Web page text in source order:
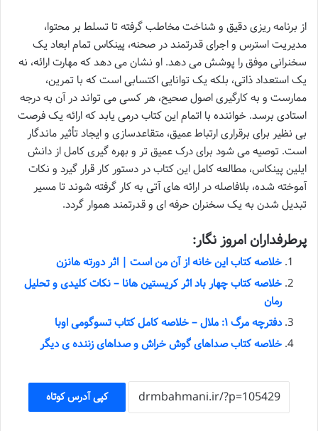
از برنامه ریزی دقیق و شناخت مخاطب گرفته تا تسلط بر محتوا،
مدیریت استرس و اجرای قدرتمند در صحنه، پینکاس تمام ابعاد یک
سخنرانی موفق را پوشش می دهد. او نشان می دهد که مهارت ارائه، نه
یک استعداد ذاتی، بلکه یک توانایی اکتسابی است که با تمرین،
ممارست و به کارگیری اصول صحیح، هر کسی می تواند در آن به درجه
استادی برسد. خواننده با اتمام این کتاب درمی یابد که ارائه یک فرصت
بی نظیر برای برقراری ارتباط عمیق، متقاعدسازی و ایجاد تأثیر ماندگار
است. توصیه می شود برای درک عمیق تر و بهره گیری کامل از دانش
ایلین پینکاس، مطالعه کامل این کتاب در دستور کار قرار گیرد و نکات
آموخته شده، بلافاصله در ارائه های آتی به کار گرفته شوند تا مسیر
تبدیل شدن به یک سخنران حرفه ای و قدرتمند هموار گردد.
پرطرفداران امروز نگار:
خلاصه کتاب این خانه از آن من است | اثر دورته هانزن
خلاصه کتاب چهار باد اثر کریستین هانا – نکات کلیدی و تحلیل
رمان
دفترچه مرگ ۱: ملال – خلاصه کامل کتاب تسوگومی اوبا
خلاصه کتاب صداهای گوش خراش و صداهای زننده ی دیگر
کپی آدرس کوتاه